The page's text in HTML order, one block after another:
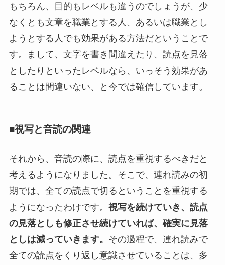
もちろん、目的もレベルも違うのでしょうが、少
なくとも文章を職業とする人、あるいは職業とし
ようとする人でも効果がある方法だということで
す。まして、文字を書き間違えたり、読点を見落
としたりといったレベルなら、いっそう効果があ
ることは間違いない、と今では確信しています。
■視写と音読の関連
それから、音読の際に、読点を重視するべきだと
考えるようになりました。そこで、連れ読みの初
期では、全ての読点で切るということを重視する
ようになったわけです。 視写を続けていき、読点
の見落としも修正させ続けていれば、確実に見落
としは減っていきます。 その過程で、連れ読みで
全ての読点をくり返し意識させていることは、多